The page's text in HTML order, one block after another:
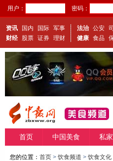
用户： 密码：
资讯 国内 国际 军事
财经
股票 证券 理财
法治 公安
健康 食品
首页 中国美食 私
您的位置： 首页 > 饮食频道 > 饮食文化